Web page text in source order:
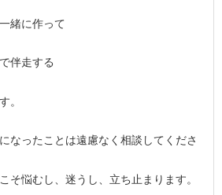
緒に作って
伴走する
。
なったことは遠慮なく相談してくださ
そ悩むし、迷うし、立ち止まります。